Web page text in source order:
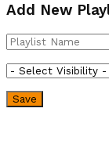
Add New